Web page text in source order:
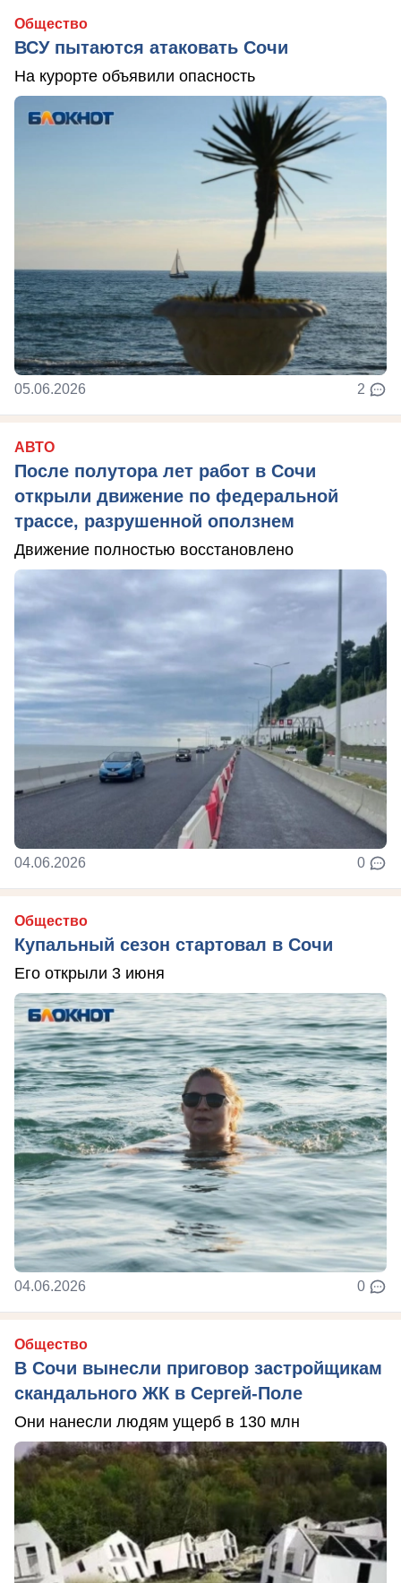
Общество
ВСУ пытаются атаковать Сочи
На курорте объявили опасность
05.06.2026 2
АВТО
После полутора лет работ в Сочи
открыли движение по федеральной
трассе, разрушенной оползнем
Движение полностью восстановлено
04.06.2026 0
Общество
Купальный сезон стартовал в Сочи
Его открыли 3 июня
04.06.2026 0
Общество
В Сочи вынесли приговор застройщикам
скандального ЖК в Сергей-Поле
Они нанесли людям ущерб в 130 млн